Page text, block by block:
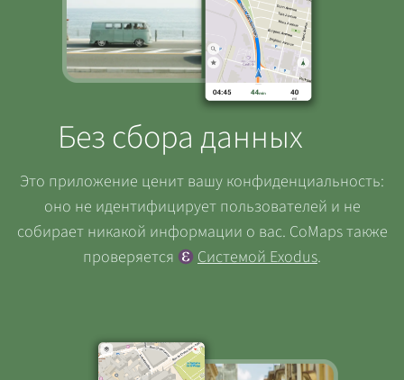
Без сбора данных
Это приложение ценит вашу конфиденциальность:
оно не идентифицирует пользователей и не
собирает никакой информации о вас. CoMaps также
проверяется
Системой Exodus.